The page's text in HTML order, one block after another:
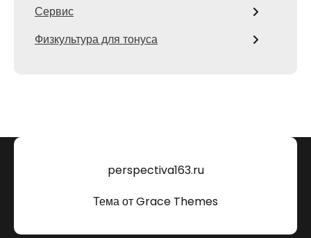
Сервис
Физкультура для тонуса
perspectiva163.ru
Тема от Grace Themes